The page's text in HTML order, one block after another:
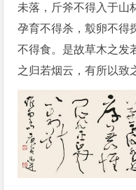
未落，斤斧不得入于山
孕育不得杀，鷇卵不得
不得食。是故草木之发
之归若烟云，有所以致